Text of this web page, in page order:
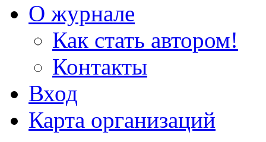
О журнале
Как стать автором!
Контакты
Вход
Карта организаций